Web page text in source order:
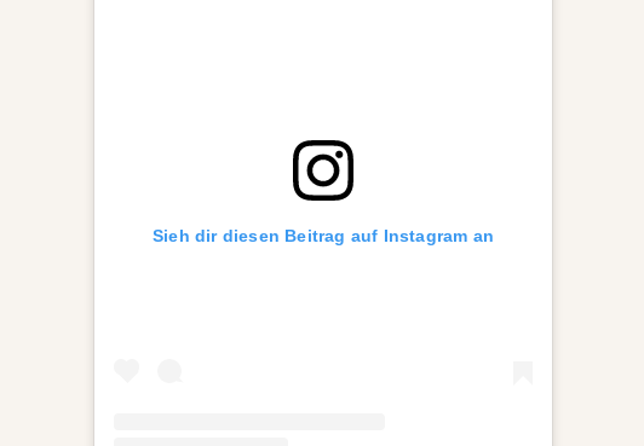
Sieh dir diesen Beitrag auf Instagram an